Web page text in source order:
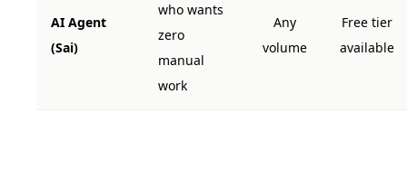
AI Agent
(Sai)
who wants
zero
manual
work
Any
volume
Free tier
available